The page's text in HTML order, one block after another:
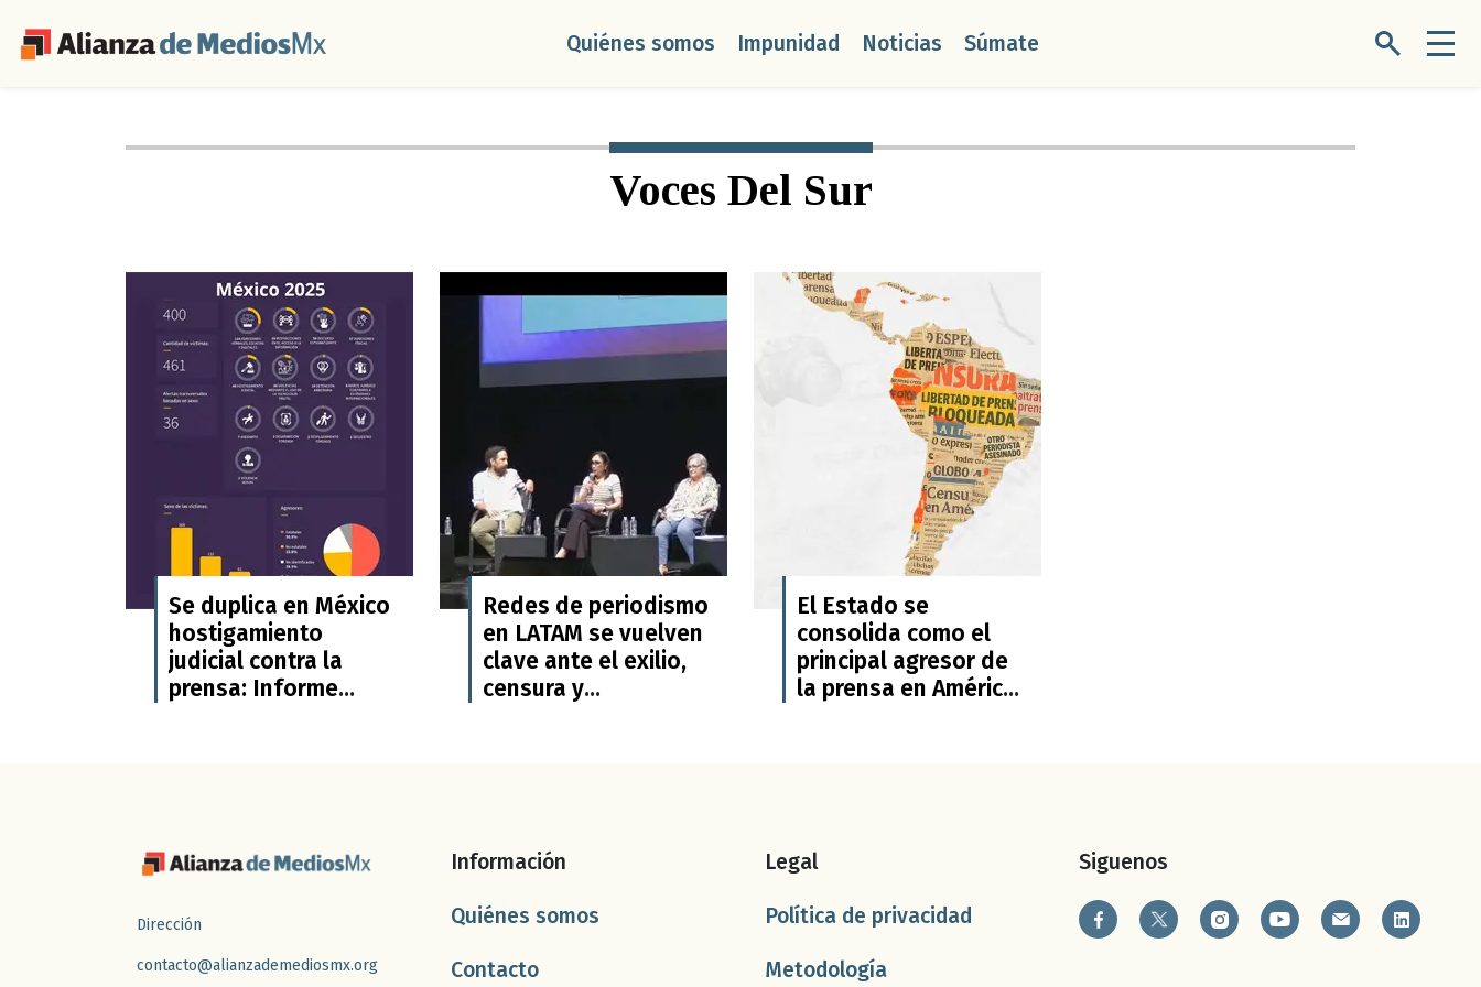
Quiénes somos Impunidad Noticias Súmate
Voces Del Sur
Se duplica en México
hostigamiento
judicial contra la
prensa: Informe
Redes de periodismo
en LATAM se vuelven
clave ante el exilio,
censura y
El Estado se
consolida como el
principal agresor de
la prensa en América
Dirección
contacto@alianzademediosmx.org
Información
Quiénes somos
Contacto
Legal
Política de privacidad
Metodología
Siguenos